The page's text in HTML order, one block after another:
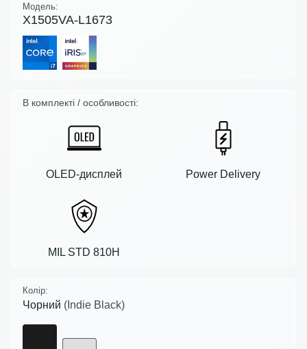
Модель:
X1505VA-L1673
В комплекті / особливості:
OLED-дисплей Power Delivery
MIL STD 810H
Колір:
Чорний (Indie Black)